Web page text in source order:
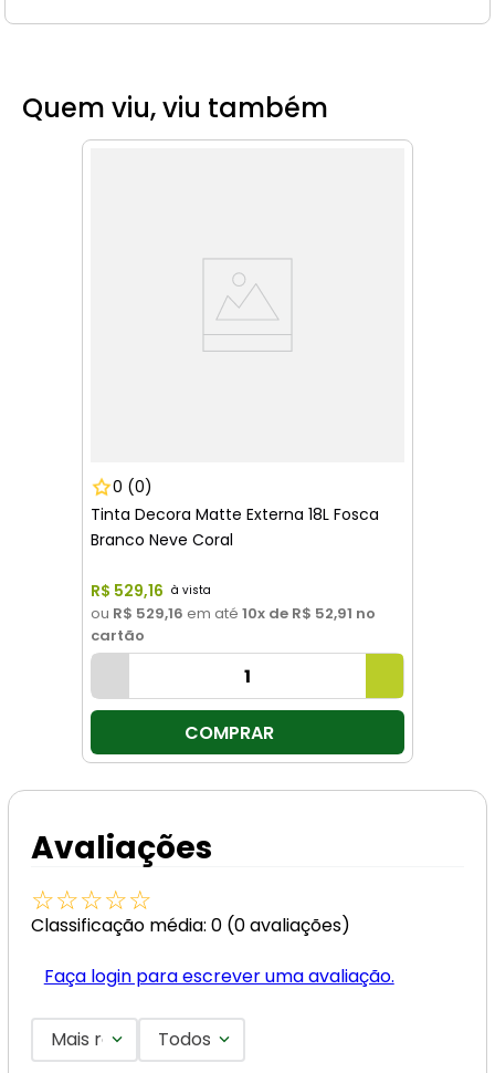
Quem viu, viu também
0 (0)
Tinta Decora Matte Externa 18L Fosca
Branco Neve Coral
R$ 529,16
ou R$ 529,16 em até 10x de R$ 52,91 no
cartão
COMPRAR
Avaliações
☆☆☆☆☆
Classificação média: 0 (0 avaliações)
Faça login para escrever uma avaliação.
Mais recentesTodos